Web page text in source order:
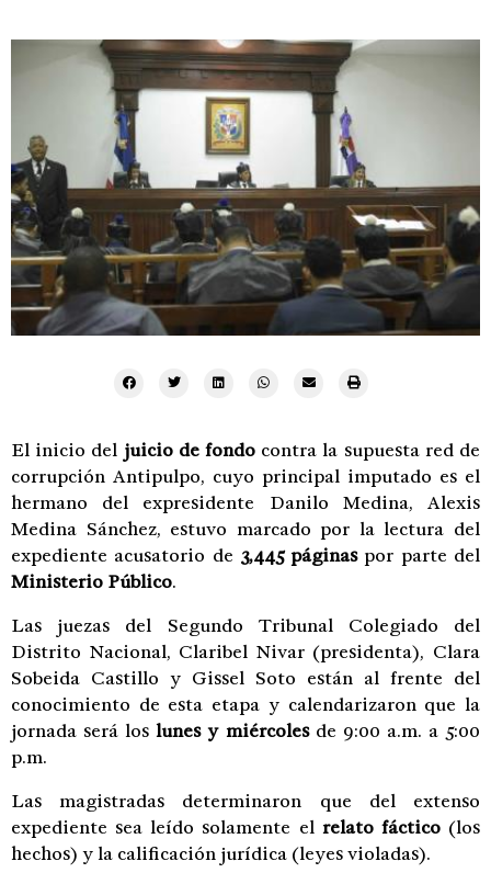
El inicio del juicio de fondo contra la supuesta red de
corrupción Antipulpo, cuyo principal imputado es el
hermano del expresidente Danilo Medina, Alexis
Medina Sánchez, estuvo marcado por la lectura del
expediente acusatorio de 3,445 páginaspor parte del
Ministerio Público.
Las juezas del Segundo Tribunal Colegiado del
Distrito Nacional, Claribel Nivar (presidenta), Clara
Sobeida Castillo y Gissel Soto están al frente del
conocimiento de esta etapa y calendarizaron que la
jornada será los lunes y miércolesde 9:00 a.m. a 5:00
p.m.
Las magistradas determinaron que del extenso
expediente sea leído solamente el relato fáctico(los
hechos) y la calificación jurídica (leyes violadas).